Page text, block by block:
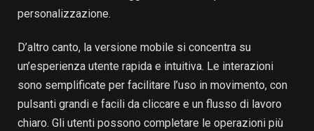
personalizzazione.
D’altro canto, la versione mobile si concentra su
un’esperienza utente rapida e intuitiva. Le interazioni
sono semplificate per facilitare l’uso in movimento, con
pulsanti grandi e facili da cliccare e un flusso di lavoro
chiaro. Gli utenti possono completare le operazioni più